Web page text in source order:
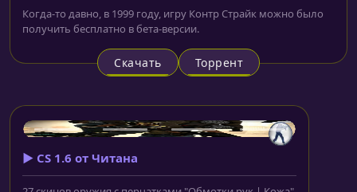
Когда-то давно, в 1999 году, игру Контр Страйк можно было
получить бесплатно в бета-версии.
Скачать Торрент
▶️ CS 1.6 от Читана